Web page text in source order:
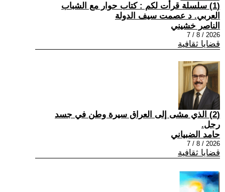
(1) سلسلة قرأت لكم : كتاب حوار مع الشباب
العربي. د عصمت سيف الدولة
الناصر خشيني
2026 / 8 / 7
قضايا ثقافية
(2) الذي مشى إلى العراق سيرة وطن في جسد
رجل.
حامد الضبياني
2026 / 8 / 7
قضايا ثقافية